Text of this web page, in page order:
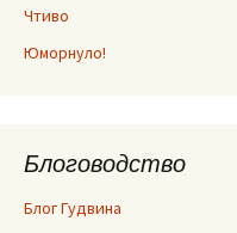
Чтиво
Юморнуло!
Блоговодство
Блог Гудвина